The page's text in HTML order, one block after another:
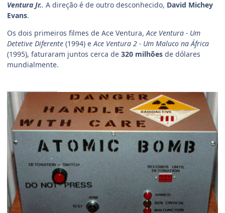
Ventura Jr.. A direção é de outro desconhecido, David Michey
Evans.
Os dois primeiros filmes de Ace Ventura, Ace Ventura - Um
Detetive Diferente (1994) e Ace Ventura 2 - Um Maluco na África
(1995), faturaram juntos cerca de 320 milhões de dólares
mundialmente.